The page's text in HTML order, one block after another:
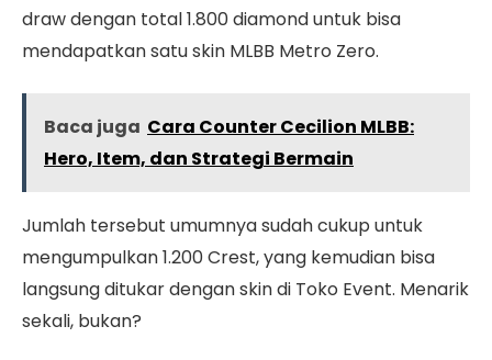
draw dengan total 1.800 diamond untuk bisa
mendapatkan satu skin MLBB Metro Zero.
Baca juga Cara Counter Cecilion MLBB:
Hero, Item, dan Strategi Bermain
Jumlah tersebut umumnya sudah cukup untuk
mengumpulkan 1.200 Crest, yang kemudian bisa
langsung ditukar dengan skin di Toko Event. Menarik
sekali, bukan?